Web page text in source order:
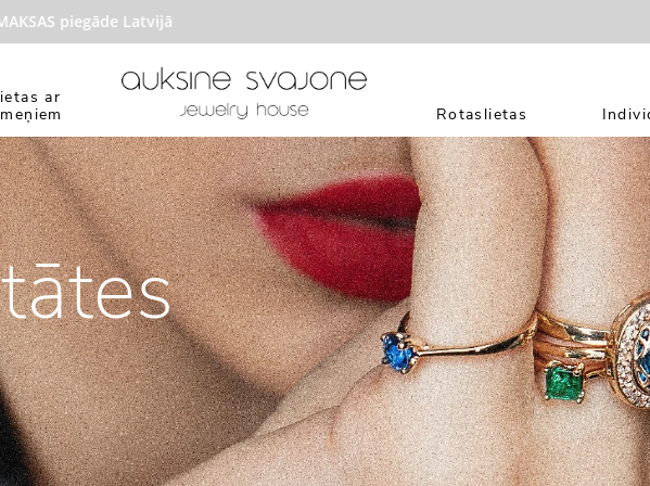
piegāde Latvijā
ar
Rotaslietas